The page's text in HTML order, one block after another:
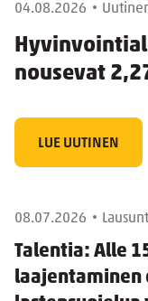
04.08.2026
nousevat
LUE UUTINEN
08.07.2026
Talentia: Alle
laajentaminen